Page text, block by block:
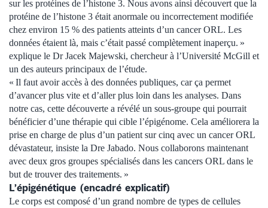
sur les protéines de l’histone 3. Nous avons ainsi découvert que la
protéine de l’histone 3 était anormale ou incorrectement modifiée
chez environ 15 % des patients atteints d’un cancer ORL. Les
données étaient là, mais c’était passé complètement inaperçu. »
explique le Dr Jacek Majewski, chercheur à l’Université McGill et
un des auteurs principaux de l’étude.
« Il faut avoir accès à des données publiques, car ça permet
d’avancer plus vite et d’aller plus loin dans les analyses. Dans
notre cas, cette découverte a révélé un sous-groupe qui pourrait
bénéficier d’une thérapie qui cible l’épigénome. Cela améliorera la
prise en charge de plus d’un patient sur cinq avec un cancer ORL
dévastateur, insiste la Dre Jabado. Nous collaborons maintenant
avec deux gros groupes spécialisés dans les cancers ORL dans le
but de trouver des traitements. »
L’épigénétique (encadré explicatif)
Le corps est composé d’un grand nombre de types de cellules